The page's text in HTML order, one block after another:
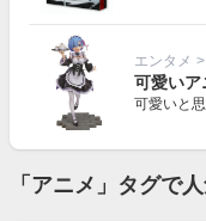
エンタメ >
可愛いア
可愛いと
「アニメ」タグで